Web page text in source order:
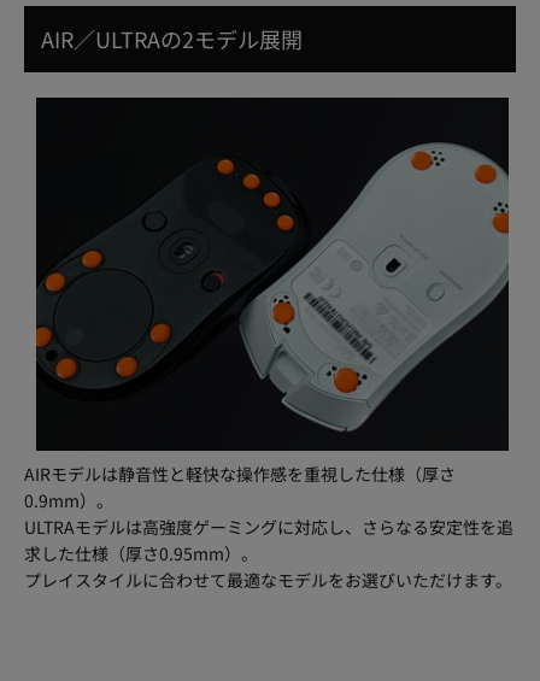
AIR／ULTRAの2モデル展開
AIRモデルは静音性と軽快な操作感を重視した仕様（厚さ
0.9mm）。
ULTRAモデルは高強度ゲーミングに対応し、さらなる安定性を追
求した仕様（厚さ0.95mm）。
プレイスタイルに合わせて最適なモデルをお選びいただけます。